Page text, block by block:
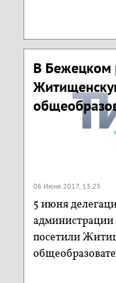
В Бежецком
06 Июня 2017, 13:25
5 июня
посетили